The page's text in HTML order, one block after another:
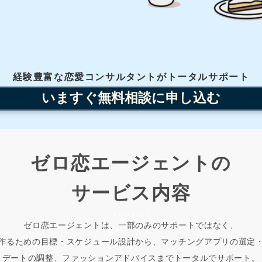
経験豊富な恋愛コンサルタントがトータルサポート
いますぐ無料相談に申し込む
ゼロ恋エージェントの
サービス内容
ゼロ恋エージェントは、一部のみのサポートではなく、
るための目標・スケジュール設計から、マッチングアプリの選定
デートの調整、ファッションアドバイスまでトータルでサポート。